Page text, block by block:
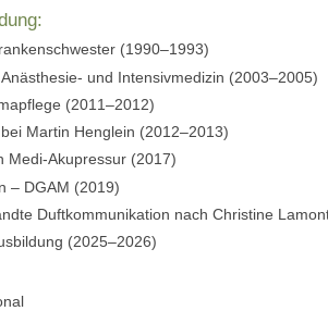
(1990–1993)
und Intensivmedizin (2003–2005)
(2011–2012)
Martin Henglein (2012–2013)
Medi-Akupressur (2017)
– DGAM (2019)
Duftkommunikation nach Christine
(2025–2026)